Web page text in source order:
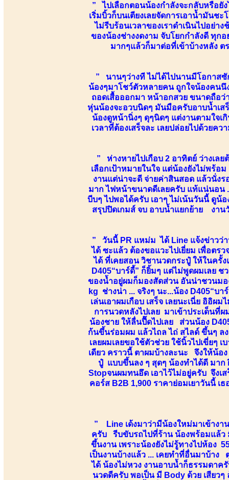
” ไปเลือกตอนน้องกำลังจะกลับหรือยั
เริ่มบิ้วก็บนเตียงเลยจัดการเอาน้ำมันช
ไม่รีบร้อนเวลาของเราดำเนินไปอย่า
ของน้องช่างงดงาม จับโยกกำลังดี ทุก
มากๆแล้วก็มาต่อที่เข้าบ้างหลัง
” นานๆว่างที ไม่ได้ไปนานมีโอกาสซั
น้องๆมาโชว์ตัวหลายคน ถูกใจน้องคนนึ
ถอดเสื้อออกมา หน้าอกสวย ขนาดถือ
หุ่นน้องจะอวบนิดๆ มันมือครับอาบน้ำเส
น้องดูหน้านิ่งๆ ดุๆนิดๆ แต่งานตามใจ
เวลาที่ต้องเสร็จละ เลยปล่อยไปด้วย
” ห่างหายไปเกือบ 2 อาทิตย์ ว่างเลย
เลือกเป้าหมายในใจ แต่น้องยังไม่พร้
งานแต่น่าจะดี จ่ายค่าสินสอด แล้วนั่
มาก ไฟหน้าขนาดดีเลยครับ แท้แน่นอน
บีบๆ ไปพอได้ครับ เอาๆ ไม่เน้นวันนี้ ดูน้
สรุปปิดเกมส์ จบ อาบน้ำแยกย้าย งาน
” วันนี้ PR แหม่ม ได้ Line แจ้งข่าวว่
ได้ ซะแล้ว ต้องขอแวะไปเยี่ยม เพื่อต
ได้ ที่เคยสอน วิชานวดกระปู๋ ให้ในครั้
D405“บาร์ดี้” ก็ยิ้มๆ แต่ไม่พูดผมเลย
ของน้ำอยู่ผมก็มองสัดส่วน อันน่าชวนม
kg ช่างน่า ... จริงๆ นะ...น้อง D405“บ
เล่นเอาผมเกือบ เสร็จ เลยนะเนี่ย อิอิ
การนวดหลังไปเลย มาเข้าประเด็นที่
น้องชาย ให้ลื่นปื๊ดไปเลย ส่วนน้อง
ก้นขึ้นร่อมผม แล้วไถล ไถ่ สไลด์ ขึ้นๆ ล
เลยผมเลยขอใช้ตัวช่วย ใช้นิ้วไปเขี่ยๆ เ
เดียว คราวนี้ ตาผมบ้างละนะ จึงให้น้อ
ปู๋ แบบขึ้นลง ๆ สุดๆ น้องทำได้ดี มาก
Stopจนผมทนอึด เอาไว้ไม่อยู่ครับ จึงเ
คอร์ส B2B 1,900 ราคาย่อมเยาวันนี้
” Line เด้งมาว่ามีน้องใหม่มาเข้างา
ครับ รีบขับรถไปที่ร้าน น้องพร้อมแล้ว
ขึ้นงาน เพราะน้องยังไม่รู้ทางไปห้อง
เป็นงานบ้างแล้ว ... เคยทำที่อื่นมาบ้า
ได้ น้องไม่หวง งานอาบน้ำก็ธรรมดาค
นวดดีครับ พอเป็น มี Body ด้วย เสียว